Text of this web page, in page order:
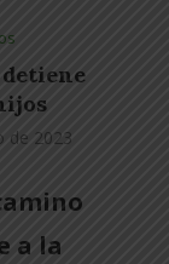
de 2023
a la